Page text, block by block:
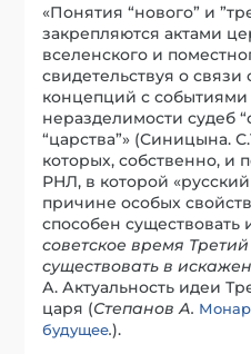
«Понятия “нового” и
закрепляются актами
вселенского и
свидетельствуя о
концепций с
неразделимости судеб
“царства”» (Синицына.
которых, собственно, и
РНЛ, в которой
причине особых
способен существовать
советское время
существовать в
А. Актуальность идеи
царя (Степанов А.
будущее.).